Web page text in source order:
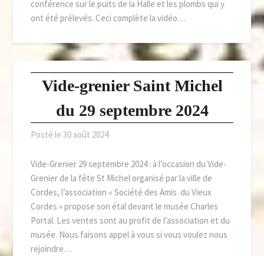
conférence sur le puits de la Halle et les plombs qui y
ont été prélevés. Ceci complète la vidéo…
Vide-grenier Saint Michel
du 29 septembre 2024
Posté le30 août 2024
Vide-Grenier 29 septembre 2024 : à l’occasion du Vide-
Grenier de la fête St Michel organisé par la ville de
Cordes, l’association « Société des Amis du Vieux
Cordes » propose son étal devant le musée Charles
Portal. Les ventes sont au profit de l’association et du
musée. Nous faisons appel à vous si vous voulez nous
rejoindre…